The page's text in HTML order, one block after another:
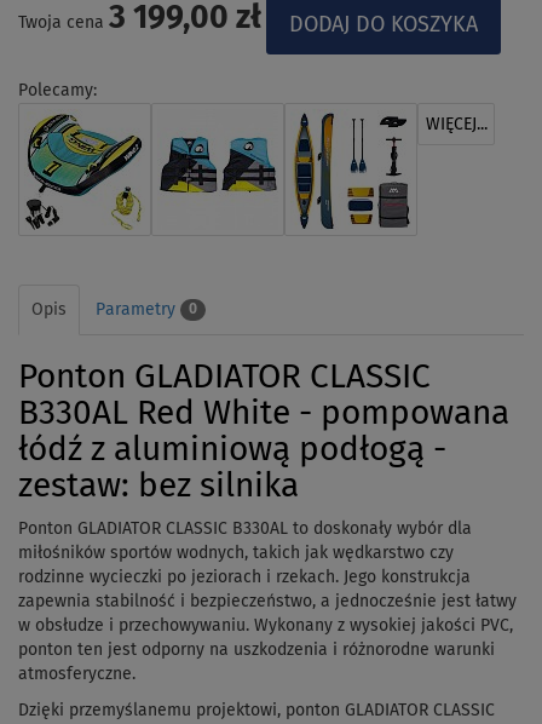
Twoja cena 3 199,00 zł
Polecamy:
WIĘCEJ...
Opis Parametry 0
Ponton GLADIATOR CLASSIC
B330AL Red White - pompowana
łódź z aluminiową podłogą -
zestaw: bez silnika
Ponton GLADIATOR CLASSIC B330AL to doskonały wybór dla
miłośników sportów wodnych, takich jak wędkarstwo czy
rodzinne wycieczki po jeziorach i rzekach. Jego konstrukcja
zapewnia stabilność i bezpieczeństwo, a jednocześnie jest łatwy
w obsłudze i przechowywaniu. Wykonany z wysokiej jakości PVC,
ponton ten jest odporny na uszkodzenia i różnorodne warunki
atmosferyczne.
Dzięki przemyślanemu projektowi, ponton GLADIATOR CLASSIC